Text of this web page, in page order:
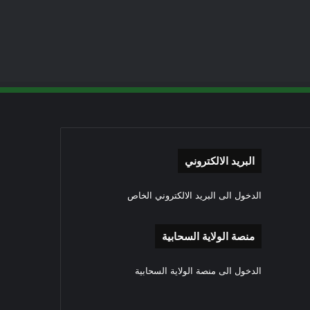
البريد الالكتروني
الدخول الى البريد الالكتروني الخاص
منصة الولاية السحابية
الدخول الى منصة الولاية السحابية